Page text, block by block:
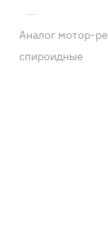
—
Аналог мотор-
спироидные